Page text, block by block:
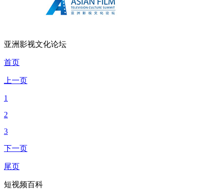
亚洲影视文化论坛
首页
上一页
1
2
3
下一页
尾页
短视频百科